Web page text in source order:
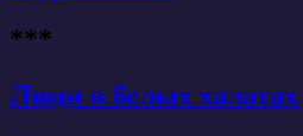
***
Люди в белых халатах